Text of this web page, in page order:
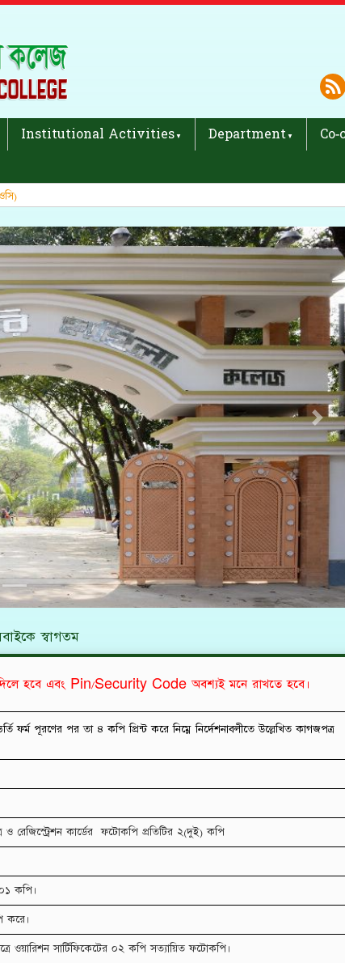
Institutional Activities Department
স্বাগতম
হবে এবং Pin/Security Code অবশ্যই মনে রাখতে হবে।
পূরণের পর তা ৪ কপি প্রিন্ট করে নিম্নে নির্দেশনাবলীতে উল্লেখিত কাগজপত্র
ও রেজিস্ট্রেশন কার্ডের ফটোকপি প্রতিটির ২(দুই) কপি
কপি।
করে।
ওয়ারিশন সার্টিফিকেটের ০২ কপি সত্যায়িত ফটোকপি।